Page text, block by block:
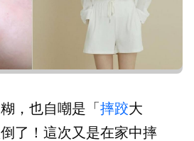
，也自嘲是「 摔跤大
了！這次又是在家中摔